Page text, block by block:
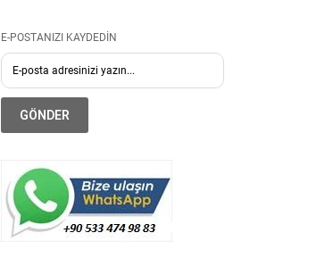
E-POSTANIZI KAYDEDİN
GÖNDER